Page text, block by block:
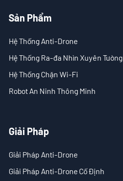
- Giải Pháp Anti-Drone Cầm Tay
- Giải Pháp Phát Hiện Anti-Drone
- Giải Pháp Gây Nhiễu Anti-Drone
- Giải Pháp Chặn Wi-Fi
Tòa Soạn
- Tin tức công ty
Sản Phẩm
Hệ Thống Anti-Drone
Hệ Thống Ra-đa Nhìn Xuyên Tường
Hệ Thống Chặn Wi-Fi
Robot An Ninh Thông Minh
Giải Pháp
Giải Pháp Anti-Drone
Giải Pháp Anti-Drone Cố Định